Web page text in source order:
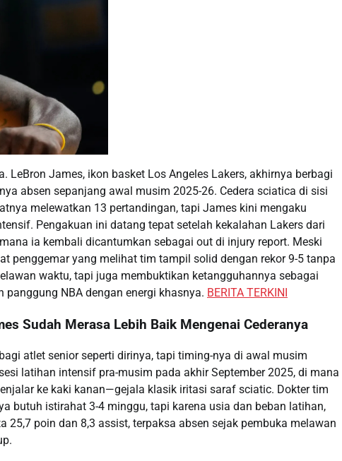
LeBron James, ikon basket Los Angeles Lakers, akhirnya berbagi
absen sepanjang awal musim 2025-26. Cedera sciatica di sisi
melewatkan 13 pertandingan, tapi James kini mengaku
Pengakuan ini datang tepat setelah kekalahan Lakers dari
ia kembali dicantumkan sebagai out di injury report. Meski
penggemar yang melihat tim tampil solid dengan rekor 9-5 tanpa
waktu, tapi juga membuktikan ketangguhannya sebagai
NBA dengan energi khasnya. BERITA TERKINI
Sudah Merasa Lebih Baik Mengenai Cederanya
atlet senior seperti dirinya, tapi timing-nya di awal musim
latihan intensif pra-musim pada akhir September 2025, di mana
ke kaki kanan—gejala klasik iritasi saraf sciatic. Dokter tim
butuh istirahat 3-4 minggu, tapi karena usia dan beban latihan,
poin dan 8,3 assist, terpaksa absen sejak pembuka melawan